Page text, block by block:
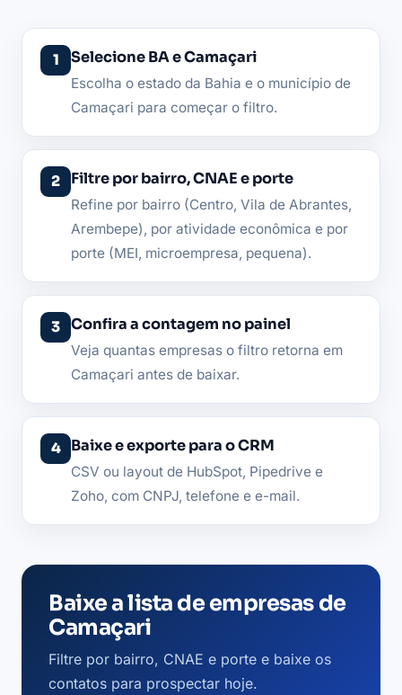
Selecione BA e Camaçari
Escolha o estado da Bahia e o município de
Camaçari para começar o filtro.
Filtre por bairro, CNAE e porte
Refine por bairro (Centro, Vila de Abrantes,
Arembepe), por atividade econômica e por
porte (MEI, microempresa, pequena).
Confira a contagem no painel
Veja quantas empresas o filtro retorna em
Camaçari antes de baixar.
Baixe e exporte para o CRM
CSV ou layout de HubSpot, Pipedrive e
Zoho, com CNPJ, telefone e e-mail.
Baixe a lista de empresas de
Camaçari
Filtre por bairro, CNAE e porte e baixe os
contatos para prospectar hoje.